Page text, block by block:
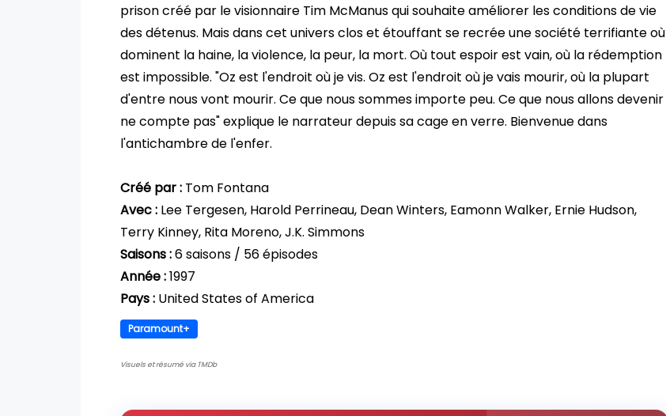
prison créé par le visionnaire Tim McManus qui souhaite améliorer les conditions de vie
des détenus. Mais dans cet univers clos et étouffant se recrée une société terrifiante où
dominent la haine, la violence, la peur, la mort. Où tout espoir est vain, où la rédemption
est impossible. "Oz est l'endroit où je vis. Oz est l'endroit où je vais mourir, où la plupart
d'entre nous vont mourir. Ce que nous sommes importe peu. Ce que nous allons devenir
ne compte pas" explique le narrateur depuis sa cage en verre. Bienvenue dans
l'antichambre de l'enfer.
Créé par : Tom Fontana
Avec : Lee Tergesen, Harold Perrineau, Dean Winters, Eamonn Walker, Ernie Hudson,
Terry Kinney, Rita Moreno, J.K. Simmons
Saisons :6 saisons / 56 épisodes
Année :1997
Pays : United States of America
Paramount+
Visuels et résumé via TMDb